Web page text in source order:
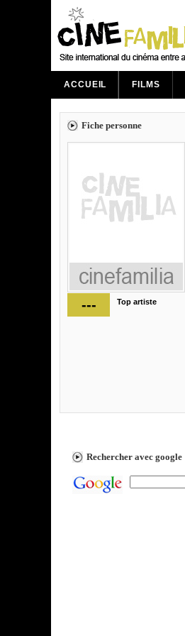
ACCUEIL FILMS
Fiche personne
--- Top artiste
Rechercher avec google